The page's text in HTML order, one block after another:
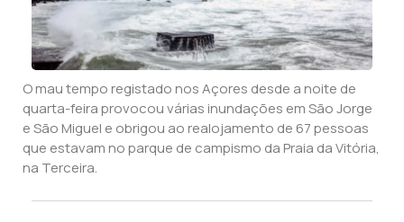
O mau tempo registado nos Açores desde a noite de
quarta-feira provocou várias inundações em São Jorge
e São Miguel e obrigou ao realojamento de 67 pessoas
que estavam no parque de campismo da Praia da Vitória,
na Terceira.